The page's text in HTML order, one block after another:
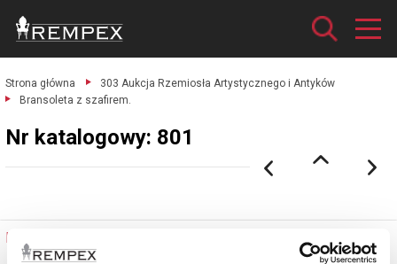
Strona główna
303 Aukcja Rzemiosła Artystycznego i Antyków
Bransoleta z szafirem.
Nr katalogowy: 801
Nr katalogowy: 801